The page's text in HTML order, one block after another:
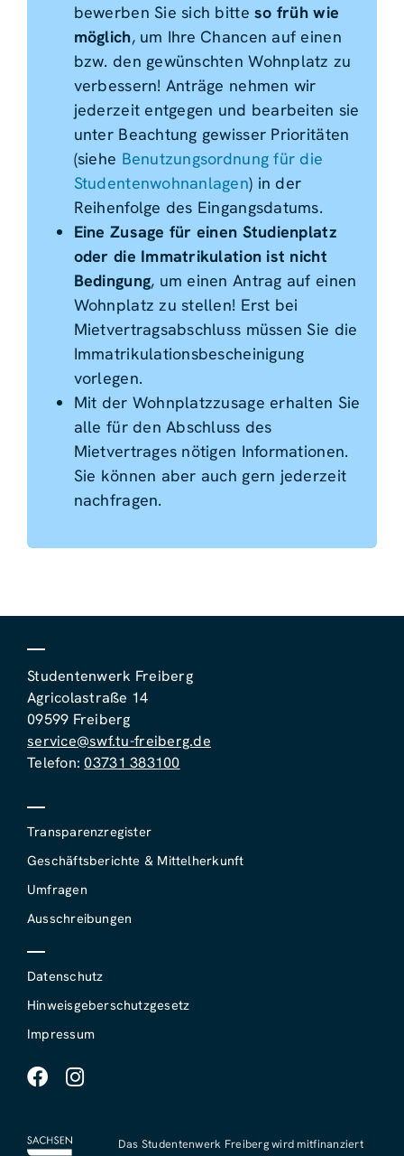
bewerben Sie sich bitteso früh wie
möglich, um Ihre Chancen auf einen
bzw. den gewünschten Wohnplatz zu
verbessern! Anträge nehmen wir
jederzeit entgegen und bearbeiten sie
unter Beachtung gewisser Prioritäten
(siehe Benutzungsordnung für die
Studentenwohnanlagen) in der
Reihenfolge des Eingangsdatums.
Eine Zusage für einen Studienplatz
oder die Immatrikulation ist nicht
Bedingung, um einen Antrag auf einen
Wohnplatz zu stellen! Erst bei
Mietvertragsabschluss müssen Sie die
Immatrikulationsbescheinigung
vorlegen.
Mit der Wohnplatzzusage erhalten Sie
alle für den Abschluss des
Mietvertrages nötigen Informationen.
Sie können aber auch gern jederzeit
nachfragen.
Studentenwerk Freiberg
Agricolastraße 14
09599 Freiberg
service@swf.tu-freiberg.de
Telefon:03731 383100
Transparenzregister
Geschäftsberichte & Mittelherkunft
Umfragen
Ausschreibungen
Datenschutz
Hinweisgeberschutzgesetz
Impressum
Das Studentenwerk Freiberg wird mitfinanziert